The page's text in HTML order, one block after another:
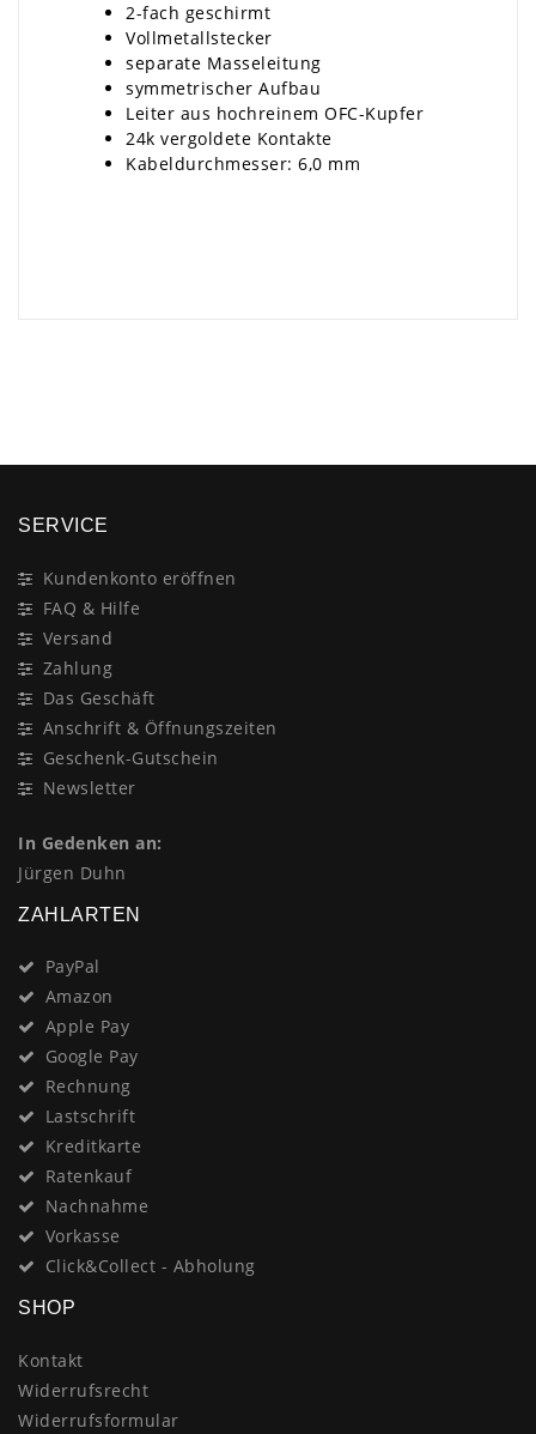
2-fach geschirmt
Vollmetallstecker
separate Masseleitung
symmetrischer Aufbau
Leiter aus hochreinem OFC-Kupfer
24k vergoldete Kontakte
Kabeldurchmesser: 6,0 mm
SERVICE
Kundenkonto eröffnen
FAQ & Hilfe
Versand
Zahlung
Das Geschäft
Anschrift & Öffnungszeiten
Geschenk-Gutschein
Newsletter
In Gedenken an:
Jürgen Duhn
ZAHLARTEN
PayPal
Amazon
Apple Pay
Google Pay
Rechnung
Lastschrift
Kreditkarte
Ratenkauf
Nachnahme
Vorkasse
Click&Collect - Abholung
SHOP
Kontakt
Widerrufsrecht
Widerrufsformular